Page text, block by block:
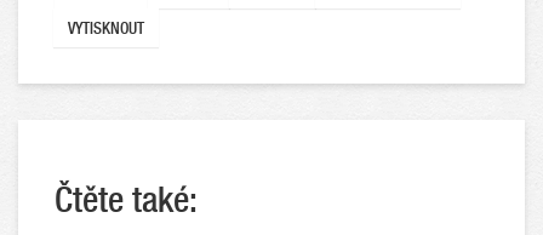
VYTISKNOUT
Čtěte také: